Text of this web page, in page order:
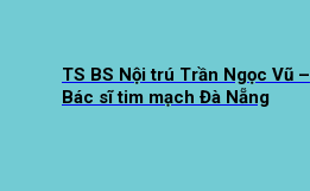
TS BS Nội trú Trần Ngọc Vũ –
Bác sĩ tim mạch Đà Nẵng